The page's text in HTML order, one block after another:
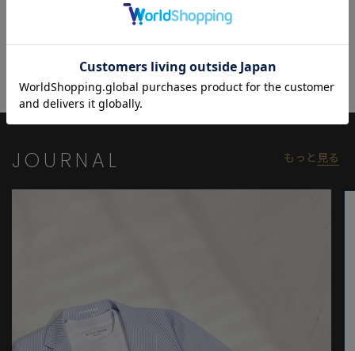
背裏にペイズリー柄があしらわれ、見えない部分にも遊び心が光
れの心配がありません。
カーディガンのようにラフに羽織るだけで、ビジネスカジュアル
やタウンユース、お出かけなど幅広いシーンで活躍する一着で
モデル:身長:185cm バスト:90cm ウエスト:77cm ヒップ:92cm 着
用サイズ:03(L)
※サイズは弊社規定の採寸によって記載しておりますが、若干の
個体差が生じる場合がございます。
JOURNAL もっと 見る